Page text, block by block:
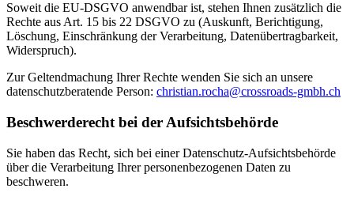
Soweit die EU-DSGVO anwendbar ist, stehen Ihnen zusätzlich die
Rechte aus Art. 15 bis 22 DSGVO zu (Auskunft, Berichtigung,
Löschung, Einschränkung der Verarbeitung, Datenübertragbarkeit,
Widerspruch).
Zur Geltendmachung Ihrer Rechte wenden Sie sich an unsere
datenschutzberatende Person: christian.rocha@crossroads-gmbh.ch
Beschwerderecht bei der Aufsichtsbehörde
Sie haben das Recht, sich bei einer Datenschutz-Aufsichtsbehörde
über die Verarbeitung Ihrer personenbezogenen Daten zu
beschweren.